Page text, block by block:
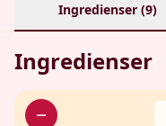
Ingredienser (9)
Ingredienser